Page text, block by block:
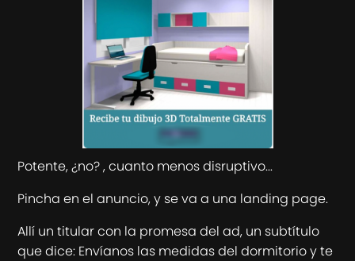
Potente, ¿no? , cuanto menos disruptivo...
Pincha en el anuncio, y se va a una landing page.
Allí un titular con la promesa del ad, un subtítulo
que dice: Envíanos las medidas del dormitorio y te